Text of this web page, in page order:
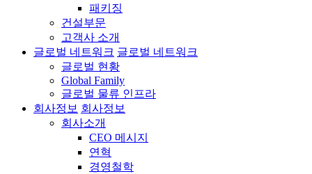
패키징
건설부문
고객사 소개
글로벌 네트워크 글로벌 네트워크
글로벌 현황
Global Family
글로벌 물류 인프라
회사정보 회사정보
회사소개
CEO 메시지
연혁
경영철학